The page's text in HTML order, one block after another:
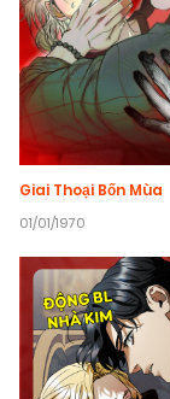
Giai Thoại Bốn Mùa
01/01/1970